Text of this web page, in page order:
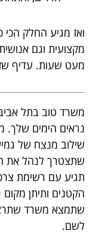
ואז מגיע החלק הכי
מקצועית וגם
מעט שעות. עדיף
משרד טוב בתל
נראים הימים שלך.
שילוב מנצח של
שתצטרך לנהל את
תגיע עם רשימת
הקטנים ותיתן
שתמצא משרד
לשם.